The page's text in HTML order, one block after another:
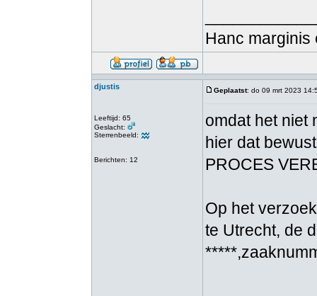
Hanc marginis
djustis
Leeftijd: 65
Geslacht:
Sterrenbeeld:
Berichten: 12
Geplaatst: do 09 mrt 2023
omdat het niet
hier dat
PROCES
Op het
te Utrecht, de